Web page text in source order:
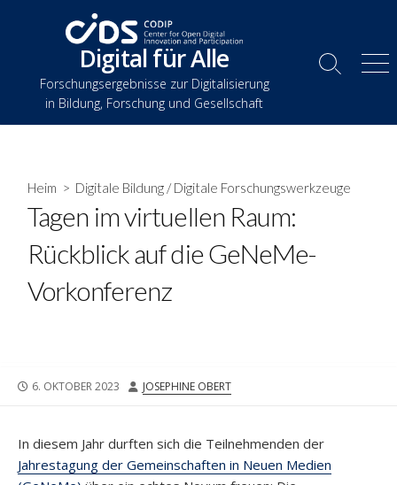
Digital für Alle
Forschungsergebnisse zur Digitalisierung
in Bildung, Forschung und Gesellschaft
Suche
Heim > Digitale Bildung /Digitale Forschungswerkzeuge
Tagen im virtuellen Raum:
Rückblick auf die GeNeMe-
Vorkonferenz
VERÖFFENTLICHUNGSDATUM
6. OKTOBER 2023 AUTOR
JOSEPHINE OBERT
In diesem Jahr durften sich die Teilnehmenden der
Jahrestagung der Gemeinschaften in Neuen Medien